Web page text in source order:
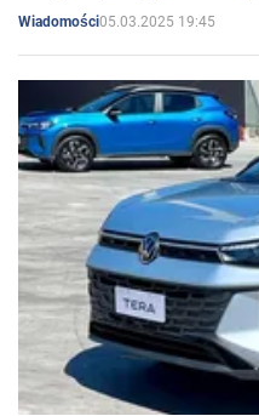
Wiadomości05.03.2025 19:45